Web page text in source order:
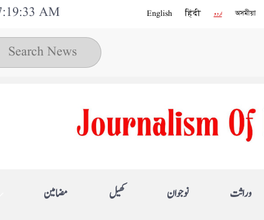
AM English हिंदी اردو অসমীয়া
مضامین کھیل نوجوان وراثت